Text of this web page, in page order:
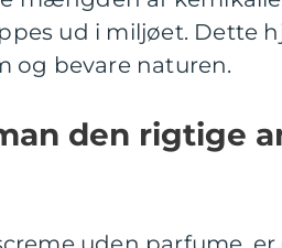
ud i miljøet. Dette
og bevare naturen.
den rigtige